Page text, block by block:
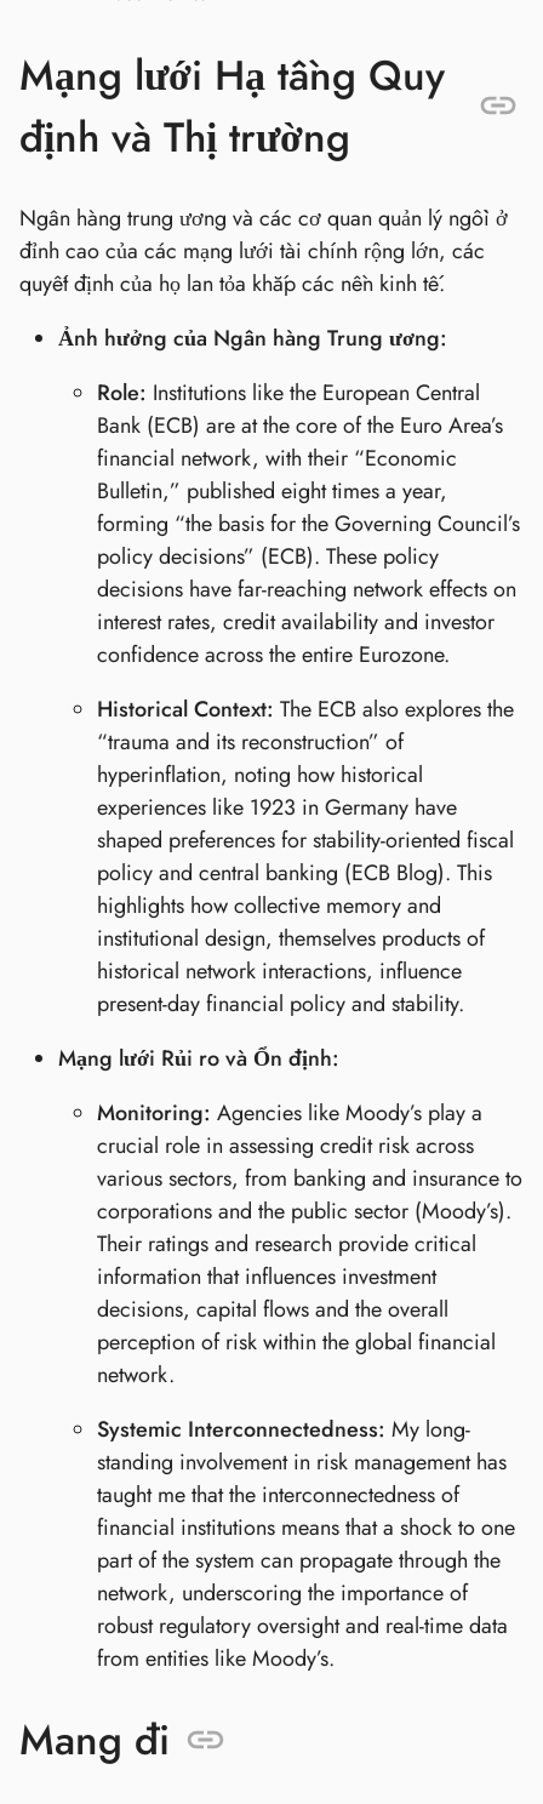
Mạng lưới Hạ tầng Quy
định và Thị trường
Ngân hàng trung ương và các cơ quan quản lý ngồi ở
đỉnh cao của các mạng lưới tài chính rộng lớn, các
quyết định của họ lan tỏa khắp các nền kinh tế.
Ảnh hưởng của Ngân hàng Trung ương:
Role: Institutions like the European Central
Bank (ECB) are at the core of the Euro Area’s
financial network, with their “Economic
Bulletin,” published eight times a year,
forming “the basis for the Governing Council’s
policy decisions” (ECB). These policy
decisions have far-reaching network effects on
interest rates, credit availability and investor
confidence across the entire Eurozone.
Historical Context: The ECB also explores the
“trauma and its reconstruction” of
hyperinflation, noting how historical
experiences like 1923 in Germany have
shaped preferences for stability-oriented fiscal
policy and central banking (ECB Blog). This
highlights how collective memory and
institutional design, themselves products of
historical network interactions, influence
present-day financial policy and stability.
Mạng lưới Rủi ro và Ổn định:
Monitoring: Agencies like Moody’s play a
crucial role in assessing credit risk across
various sectors, from banking and insurance to
corporations and the public sector (Moody’s).
Their ratings and research provide critical
information that influences investment
decisions, capital flows and the overall
perception of risk within the global financial
network.
Systemic Interconnectedness: My long-
standing involvement in risk management has
taught me that the interconnectedness of
financial institutions means that a shock to one
part of the system can propagate through the
network, underscoring the importance of
robust regulatory oversight and real-time data
from entities like Moody’s.
Mang đi